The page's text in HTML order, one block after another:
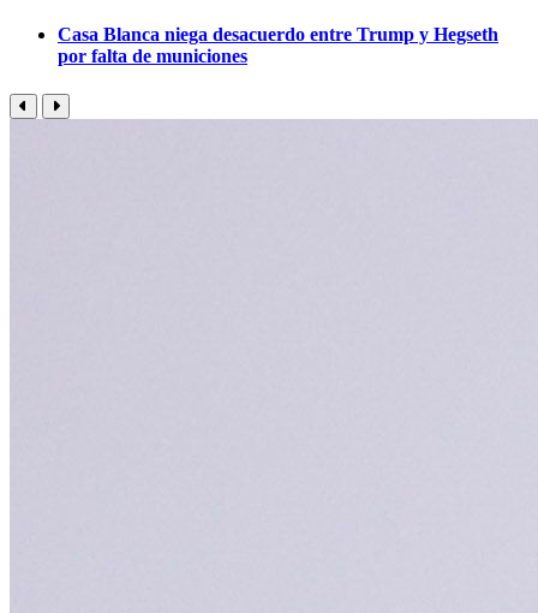
Casa Blanca niega desacuerdo entre Trump y Hegseth
por falta de municiones